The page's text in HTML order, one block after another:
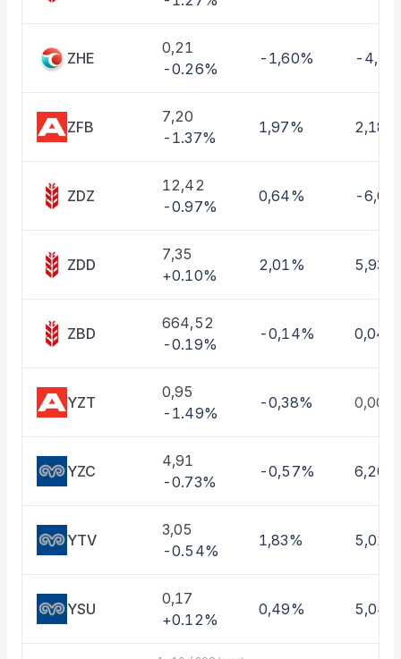
ZHE
0,21
-0.26%
-1,60% -
ZFB
7,20
-1.37%
1,97% 2,18%
ZDZ
12,42
-0.97%
0,64% -
ZDD
7,35
+0.10%
2,01% 5,93%
ZBD
664,52
-0.19%
-0,14% 0,04%
YZT
0,95
-1.49%
-0,38% 0,00%
YZC
4,91
-0.73%
-0,57% 6,20%
YTV
3,05
-0.54%
1,83% 5,01%
YSU
0,17
+0.12%
0,49% 5,04%